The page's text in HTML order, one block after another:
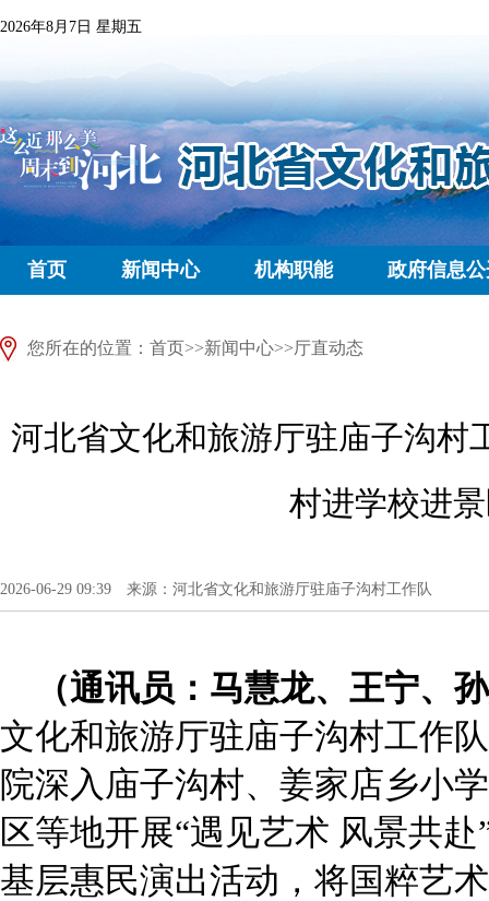
2026年8月7日 星期五
首页 新闻中心 机构职能 政府信息
您所在的位置： 首页>>新闻中心>>厅直动态
河北省文化和旅游厅驻庙子沟村
村进学校进
2026-06-29 09:39 来源：河北省文化和旅游厅驻庙子沟村工作队
（通讯员：马慧龙、王宁、
文化和旅游厅驻庙子沟村工作
院深入庙子沟村、姜家店乡小
区等地开展“遇见艺术 风景共
基层惠民演出活动，将国粹艺